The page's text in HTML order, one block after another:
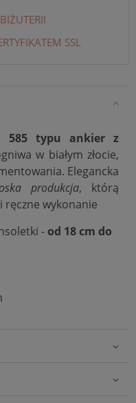
SSL
585 typu ankier z
w białym złocie,
Elegancka
produkcja, którą
ręczne wykonanie
-od 18 cm do